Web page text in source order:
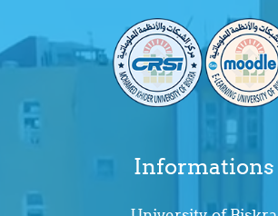
Informations